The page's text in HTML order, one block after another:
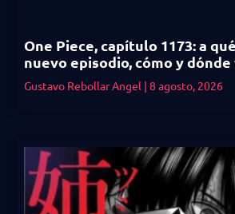
One Piece, capítulo 1173: a
nuevo episodio, cómo y
Gustavo Rebollar Angel 8 agosto, 2026